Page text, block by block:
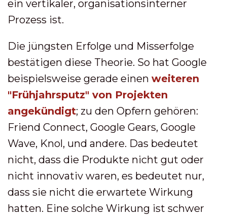
ein vertikaler, organisationsinterner
Prozess ist.
Die jüngsten Erfolge und Misserfolge
bestätigen diese Theorie. So hat Google
beispielsweise gerade einen weiteren
"Frühjahrsputz" von Projekten
angekündigt; zu den Opfern gehören:
Friend Connect, Google Gears, Google
Wave, Knol, und andere. Das bedeutet
nicht, dass die Produkte nicht gut oder
nicht innovativ waren, es bedeutet nur,
dass sie nicht die erwartete Wirkung
hatten. Eine solche Wirkung ist schwer